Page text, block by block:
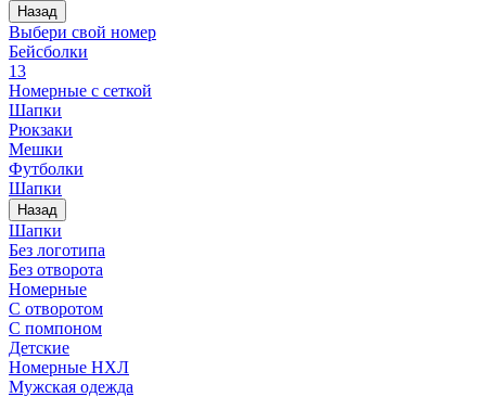
Назад
Выбери свой номер
Бейсболки
13
Номерные с сеткой
Шапки
Рюкзаки
Мешки
Футболки
Шапки
Назад
Шапки
Без логотипа
Без отворота
Номерные
С отворотом
С помпоном
Детские
Номерные НХЛ
Мужская одежда